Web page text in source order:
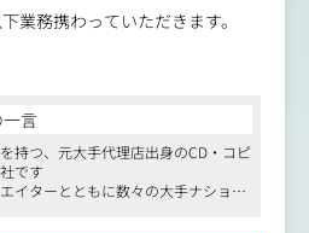
業務携わっていただきます。
グ
新領域の戦略ストーリーの構
言
持つ、元大手代理店出身のCD・コピ
です
イターとともに数々の大手ナショナ